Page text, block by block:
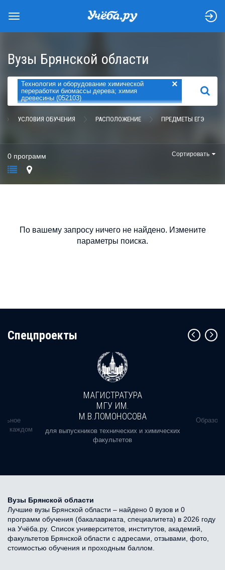
Вузы Брянской области
Технология и оборудование химической
переработки биомассы дерева; химия
древесины (052103)
×
НАЙТИ
УСЛОВИЯ ОБУЧЕНИЯ РАСПОЛОЖЕНИЕ ПРЕДМЕТЫ ЕГЭ
0 программ Сортировать
По вашему запросу ничего не найдено. Измените
параметры поиска.
Cпецпроекты
в каждом
МАГИСТРАТУРА
МГУ ИМ.
М.В.ЛОМОНОСОВА
для выпускников технических и химических
факультетов
Вузы Брянской области
Лучшие вузы Брянской области – найдено 0 вузов и 0
программ обучения (бакалавриата, специалитета) в 2026 году
на Учёба.ру. Список университетов, институтов, академий,
факультетов Брянской области с адресами, отзывами, фото,
стоимостью обучения и проходным баллом.